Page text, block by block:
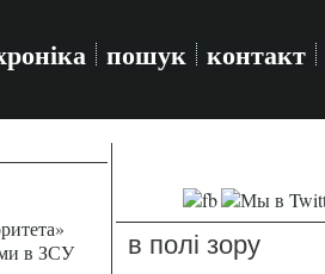
пошук контакт
в ЗСУ
в полі зору